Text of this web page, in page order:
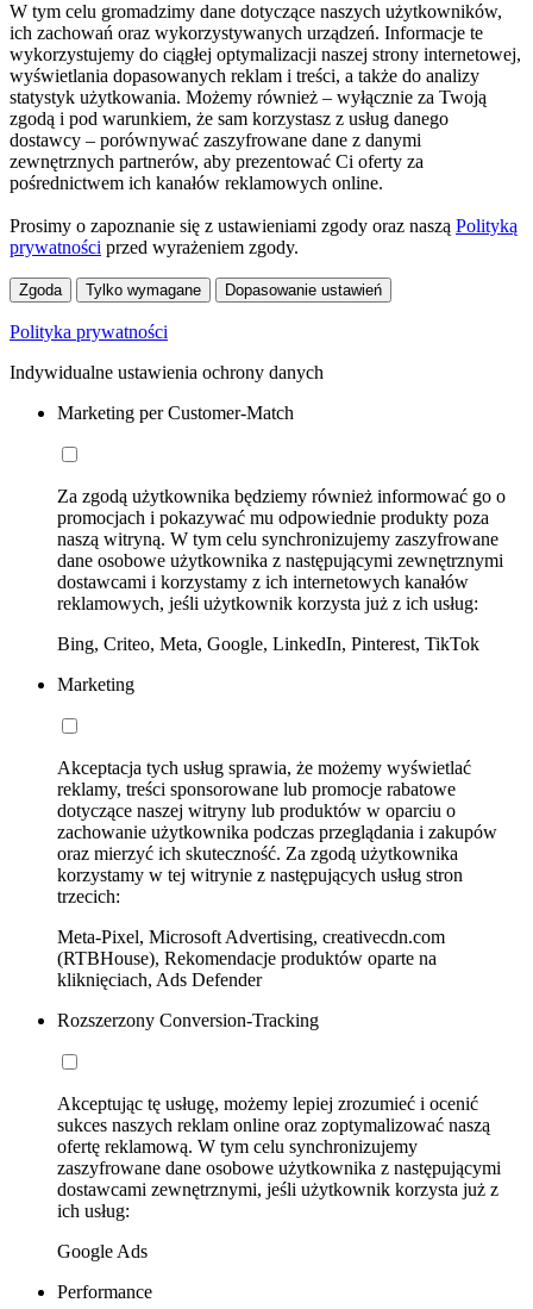
W tym celu gromadzimy dane dotyczące naszych użytkowników,
ich zachowań oraz wykorzystywanych urządzeń. Informacje te
wykorzystujemy do ciągłej optymalizacji naszej strony internetowej,
wyświetlania dopasowanych reklam i treści, a także do analizy
statystyk użytkowania. Możemy również – wyłącznie za Twoją
zgodą i pod warunkiem, że sam korzystasz z usług danego
dostawcy – porównywać zaszyfrowane dane z danymi
zewnętrznych partnerów, aby prezentować Ci oferty za
pośrednictwem ich kanałów reklamowych online.
Prosimy o zapoznanie się z ustawieniami zgody oraz naszą Polityką
prywatności przed wyrażeniem zgody.
Zgoda Tylko wymagane Dopasowanie ustawień
Polityka prywatności
Indywidualne ustawienia ochrony danych
Marketing per Customer-Match
Za zgodą użytkownika będziemy również informować go o
promocjach i pokazywać mu odpowiednie produkty poza
naszą witryną. W tym celu synchronizujemy zaszyfrowane
dane osobowe użytkownika z następującymi zewnętrznymi
dostawcami i korzystamy z ich internetowych kanałów
reklamowych, jeśli użytkownik korzysta już z ich usług:
Bing, Criteo, Meta, Google, LinkedIn, Pinterest, TikTok
Marketing
Akceptacja tych usług sprawia, że możemy wyświetlać
reklamy, treści sponsorowane lub promocje rabatowe
dotyczące naszej witryny lub produktów w oparciu o
zachowanie użytkownika podczas przeglądania i zakupów
oraz mierzyć ich skuteczność. Za zgodą użytkownika
korzystamy w tej witrynie z następujących usług stron
trzecich:
Meta-Pixel, Microsoft Advertising, creativecdn.com
(RTBHouse), Rekomendacje produktów oparte na
kliknięciach, Ads Defender
Rozszerzony Conversion-Tracking
Akceptując tę usługę, możemy lepiej zrozumieć i ocenić
sukces naszych reklam online oraz zoptymalizować naszą
ofertę reklamową. W tym celu synchronizujemy
zaszyfrowane dane osobowe użytkownika z następującymi
dostawcami zewnętrznymi, jeśli użytkownik korzysta już z
ich usług:
Google Ads
Performance